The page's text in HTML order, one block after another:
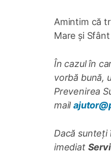
Amintim că
Mare și
În cazul în
vorbă bună,
Prevenirea
mail
Dacă sunteți
imediat